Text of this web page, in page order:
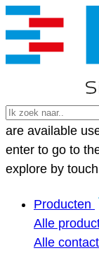
are available
enter to go to
explore by
Producten
Alle
Alle